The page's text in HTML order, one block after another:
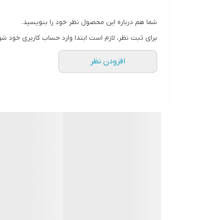
دارای برنامه انتقال تصویر رایگان
دارای گارانتی اصلی
شما هم درباره این محصول نظر خود را بنویسید.
برای ثبت نظر، لازم است ابتدا وارد حساب کاربری خود
افزودن نظر